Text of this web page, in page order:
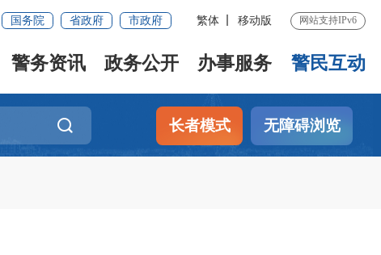
国务院 省政府 市政府 繁体 移动版 网站支持IPv6
警务资讯 政务公开 办事服务 警民互动
长者模式 无障碍浏览